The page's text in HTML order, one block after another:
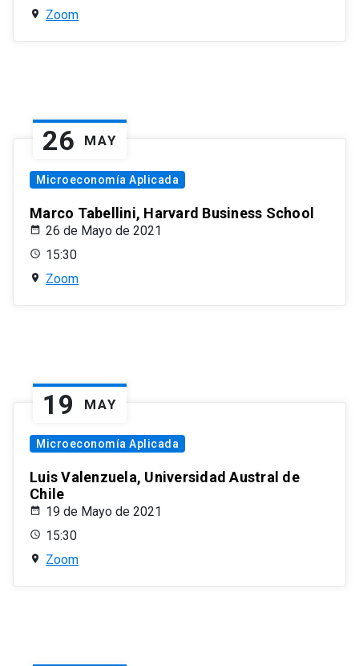
Zoom
26 MAY
Microeconomía Aplicada
Marco Tabellini, Harvard Business School
26 de Mayo de 2021
15:30
Zoom
19 MAY
Microeconomía Aplicada
Luis Valenzuela, Universidad Austral de
Chile
19 de Mayo de 2021
15:30
Zoom